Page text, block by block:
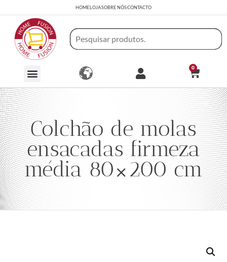
HOMELOJASOBRE NÓSCONTACTO
0
Colchão de molas
ensacadas firmeza
média 80×200 cm